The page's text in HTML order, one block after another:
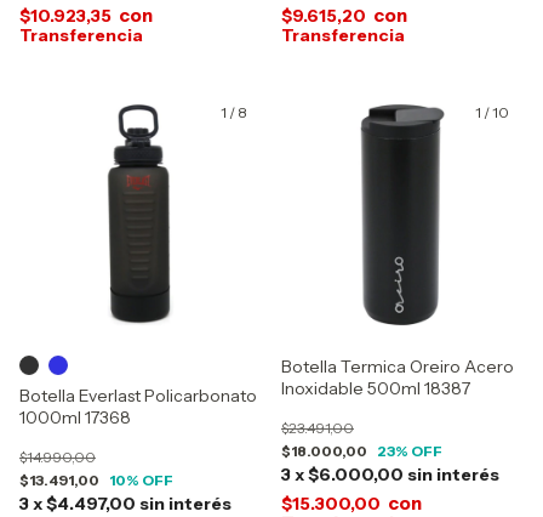
$10.923,35 con
$9.615,20 con
1 / 8
Botella Everlast Policarbonato
1000ml 17368
$13.491,00
$14.990,00
10% OFF
3x$4.497,00 sin interés
1 /10
Botella Termica Oreiro Acero
Inoxidable 500ml 18387
$18.000,00
$23.491,00
23% OFF
3x$6.000,00 sin interés
$15.300,00 con